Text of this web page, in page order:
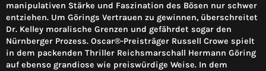
manipulativen Stärke und Faszination des Bösen nur schwer
entziehen. Um Görings Vertrauen zu gewinnen, überschreitet
Dr. Kelley moralische Grenzen und gefährdet sogar den
Nürnberger Prozess. Oscar®-Preisträger Russell Crowe spielt
in dem packenden Thriller Reichsmarschall Hermann Göring
auf ebenso grandiose wie preiswürdige Weise. In dem